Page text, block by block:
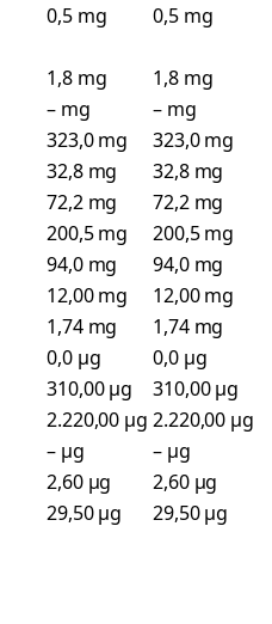
0,5 mg
0,5 mg
1,8 mg
1,8 mg
– mg
– mg
323,0 mg
323,0 mg
32,8 mg
32,8 mg
72,2 mg
72,2 mg
200,5 mg
200,5 mg
94,0 mg
94,0 mg
12,00 mg
12,00 mg
1,74 mg
1,74 mg
0,0 µg
0,0 µg
310,00 µg
310,00 µg
2.220,00 µg 2.220,00 µg
– µg
– µg
2,60 µg
2,60 µg
29,50 µg
29,50 µg